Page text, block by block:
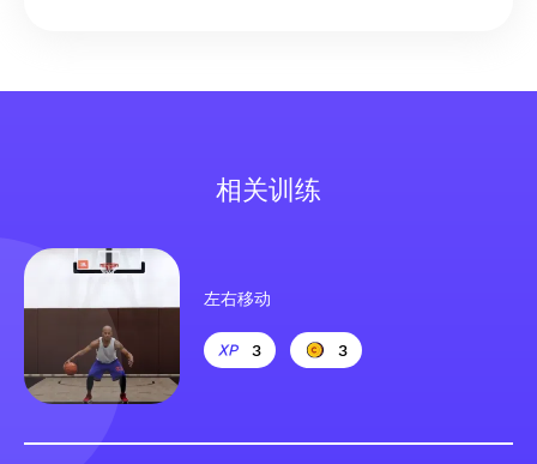
相关训练
左右移动
3 3